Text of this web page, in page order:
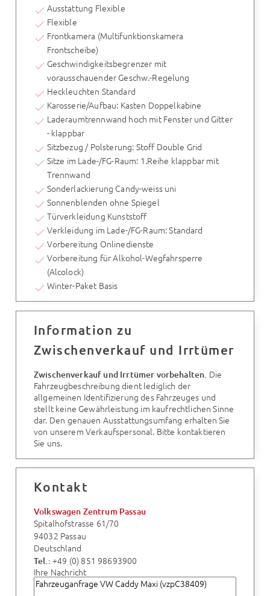
Ausstattung Flexible
Flexible
Frontkamera (Multifunktionskamera
Frontscheibe)
Geschwindigkeitsbegrenzer mit
vorausschauender Geschw.-Regelung
Heckleuchten Standard
Karosserie/Aufbau: Kasten Doppelkabine
Laderaumtrennwand hoch mit Fenster und Gitter
- klappbar
Sitzbezug / Polsterung: Stoff Double Grid
Sitze im Lade-/FG-Raum: 1.Reihe klappbar mit
Trennwand
Sonderlackierung Candy-weiss uni
Sonnenblenden ohne Spiegel
Türverkleidung Kunststoff
Verkleidung im Lade-/FG-Raum: Standard
Vorbereitung Onlinedienste
Vorbereitung für Alkohol-Wegfahrsperre
(Alcolock)
Winter-Paket Basis
Information zu
Zwischenverkauf und Irrtümer
Zwischenverkauf und Irrtümer vorbehalten. Die
Fahrzeugbeschreibung dient lediglich der
allgemeinen Identifizierung des Fahrzeuges und
stellt keine Gewährleistung im kaufrechtlichen Sinne
dar. Den genauen Ausstattungsumfang erhalten Sie
von unserem Verkaufspersonal. Bitte kontaktieren
Sie uns.
Kontakt
Volkswagen Zentrum Passau
Spitalhofstrasse 61/70
94032 Passau
Deutschland
Tel.: +49 (0) 851 98693900
Ihre Nachricht